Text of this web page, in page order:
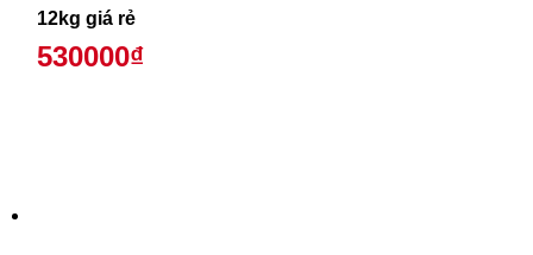
12kg giá rẻ
530000₫